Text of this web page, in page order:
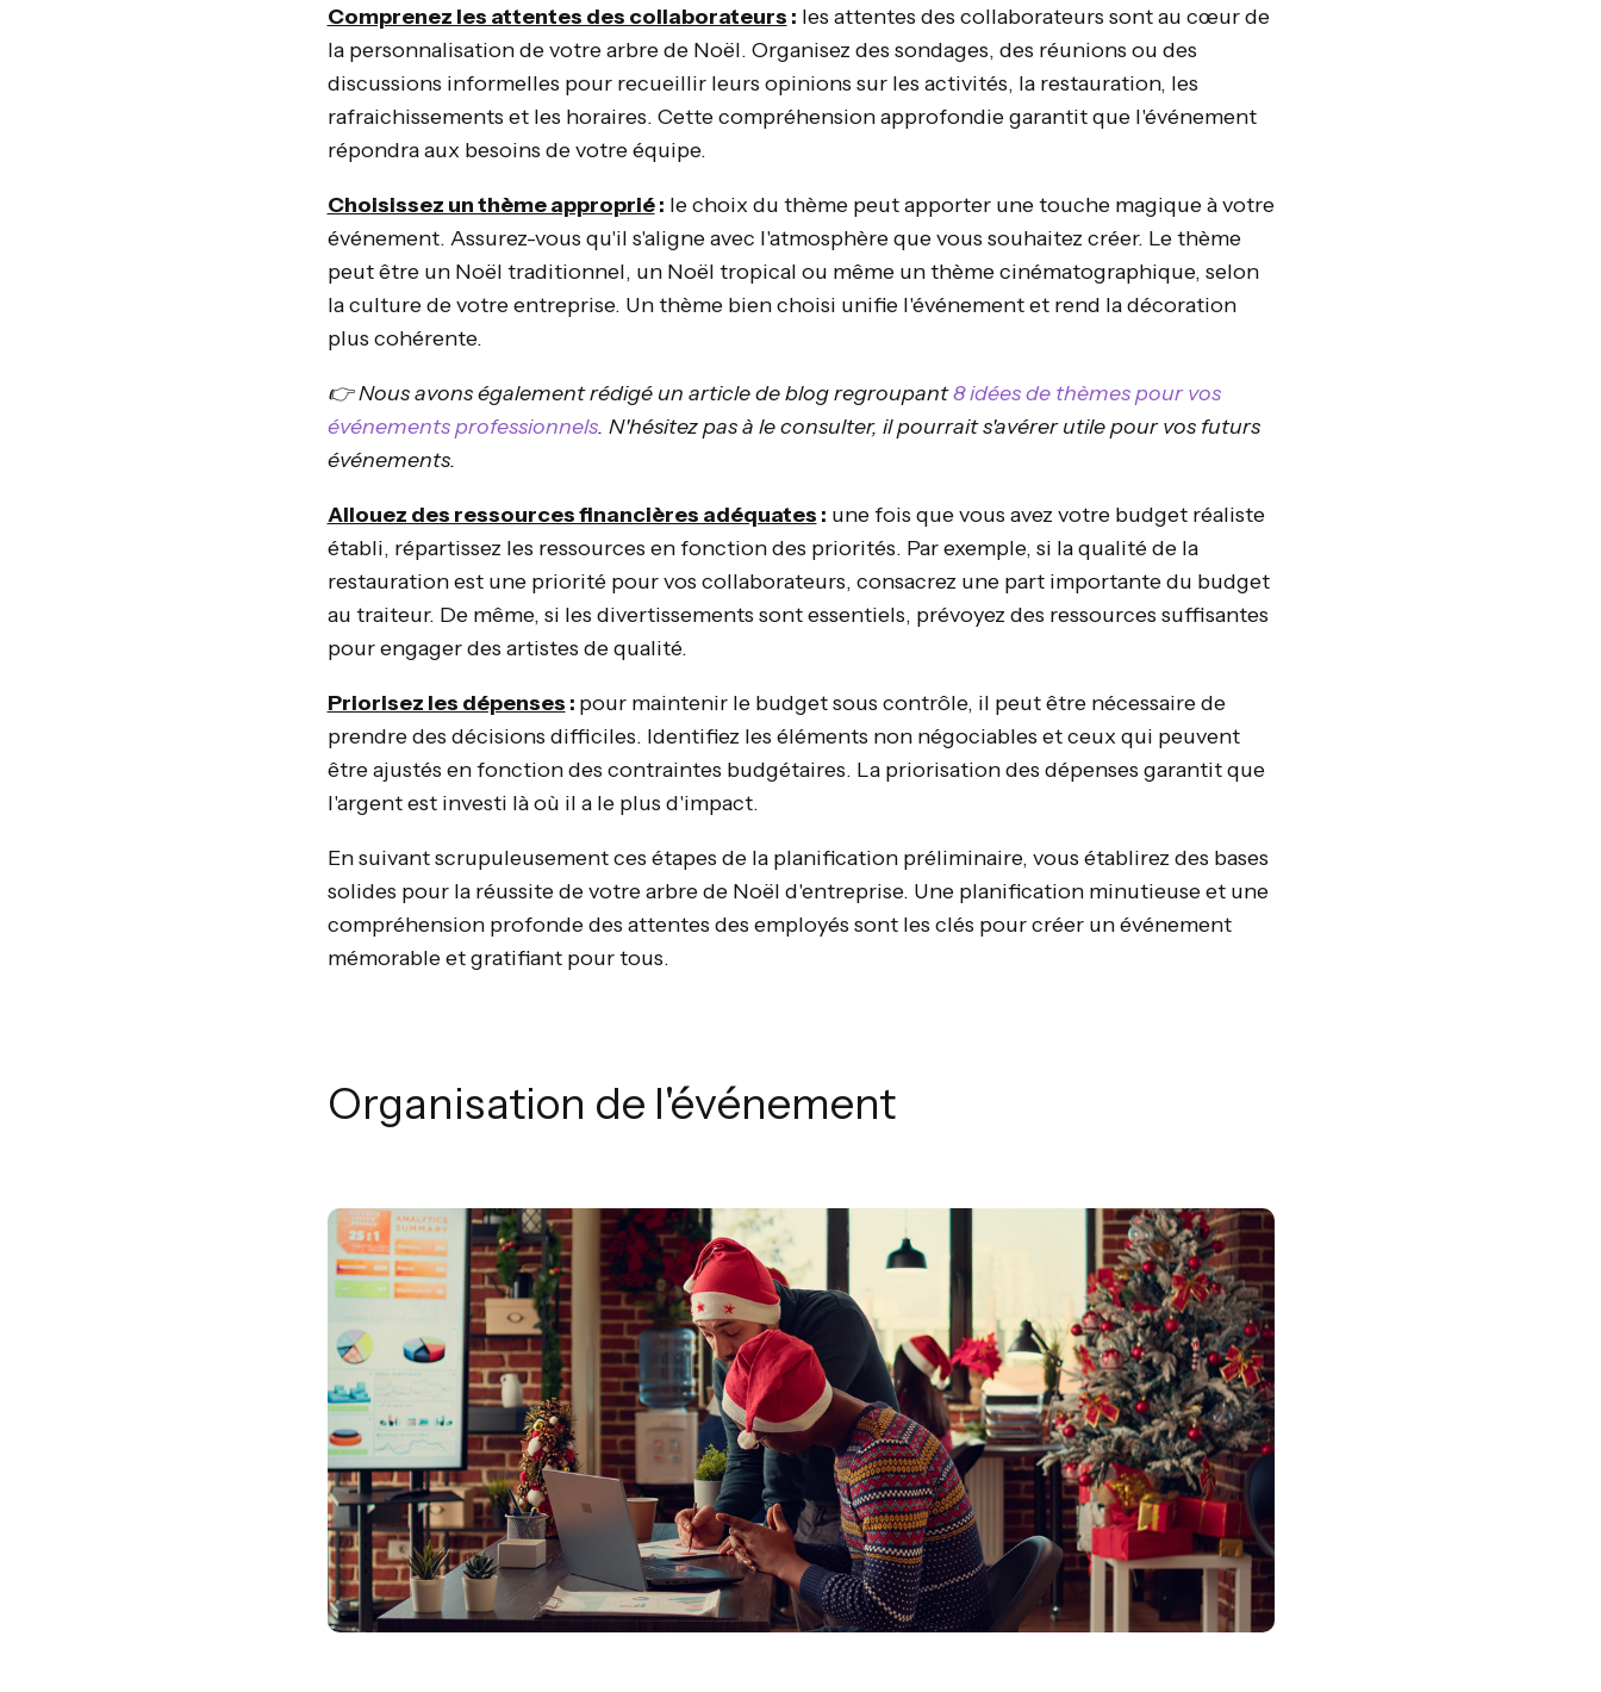
Comprenez les attentes des collaborateurs : les attentes des collaborateurs sont au cœur de
la personnalisation de votre arbre de Noël. Organisez des sondages, des réunions ou des
discussions informelles pour recueillir leurs opinions sur les activités, la restauration, les
rafraichissements et les horaires. Cette compréhension approfondie garantit que l'événement
répondra aux besoins de votre équipe.
Choisissez un thème approprié: le choix du thème peut apporter une touche magique à votre
événement. Assurez-vous qu'il s'aligne avec l'atmosphère que vous souhaitez créer. Le thème
peut être un Noël traditionnel, un Noël tropical ou même un thème cinématographique, selon
la culture de votre entreprise. Un thème bien choisi unifie l'événement et rend la décoration
plus cohérente.
👉 Nous avons également rédigé un article de blog regroupant8 idées de thèmes pour vos
événements professionnels. N'hésitez pas à le consulter, il pourrait s'avérer utile pour vos futurs
événements.
Allouez des ressources financières adéquates : une fois que vous avez votre budget réaliste
établi, répartissez les ressources en fonction des priorités. Par exemple, si la qualité de la
restauration est une priorité pour vos collaborateurs, consacrez une part importante du budget
au traiteur. De même, si les divertissements sont essentiels, prévoyez des ressources suffisantes
pour engager des artistes de qualité.
Priorisez les dépenses : pour maintenir le budget sous contrôle, il peut être nécessaire de
prendre des décisions difficiles. Identifiez les éléments non négociables et ceux qui peuvent
être ajustés en fonction des contraintes budgétaires. La priorisation des dépenses garantit que
l'argent est investi là où il a le plus d'impact.
En suivant scrupuleusement ces étapes de la planification préliminaire, vous établirez des bases
solides pour la réussite de votre arbre de Noël d'entreprise. Une planification minutieuse et une
compréhension profonde des attentes des employés sont les clés pour créer un événement
mémorable et gratifiant pour tous.
Organisation de l'événement